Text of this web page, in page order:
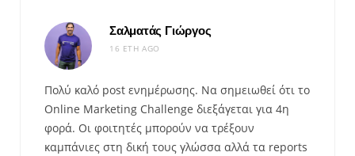
Σαλματάς Γιώργος
16 ΈΤΗ AGO
Πολύ καλό post ενημέρωσης. Να σημειωθεί ότι το
Online Marketing Challenge διεξάγεται για 4η
φορά. Οι φοιτητές μπορούν να τρέξουν
καμπάνιες στη δική τους γλώσσα αλλά τα reports